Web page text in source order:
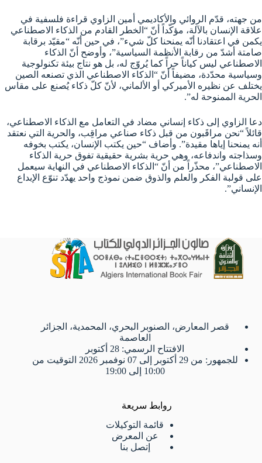
من جهته، قدّم الروائي والأكاديمي أمين الزاوي قراءة فلسفية في
علاقة الإنسان بالآلة، مؤكّداً أنّ “الخطر القادم من الذكاء الاصطناعي
يكمن في اعتقادنا أنّه يمنحنا كلّ شيء”، في حين أنّه “مقيّد برقابة
صامتة أشدّ من رقابة الأنظمة السياسية”، وأوضح أنّ الذكاء
الاصطناعي ليس كياناً حراً كما يُروّج له، بل هو نتاج بيئة تكنولوجية
وسياسية محدّدة، مضيفاً أنّ “الذكاء الاصطناعي الذي تصنعه الصين
يختلف عن نظيره الأميركي أو الألماني، لأنّ كلّ ذكاء يُصنع على مقاس
الحرية الممنوحة له”.
دعا الزاوي إلى ذكاء إنساني مضاد في التعامل مع الذكاء الاصطناعي،
قائلاً “نحن مراقَبون من قبل ذكاء صناعي مراقِب، والحرية التي نعتقد
أنه يمنحنا إياها مقيدة”. وأضاف “حين يكتب الإنسان، يكتب بخوفه
وسذاجته واندفاعه، وهي حرية بشرية حقيقية تفوق حرية الذكاء
الاصطناعي”، محذّراً من أنّ “الذكاء الاصطناعي في النهاية سيعمل
على قولبة الفكر والعلم والذوق ضمن نموذج واحد يهدّد تنوّع الإبداع
الإنساني”.
قصر المعارض، الصنوبر البحري، المحمدية، الجزائر
العاصمة
الافتتاح الرسمي: 28 أكتوبر
للجمهور: من 29 أكتوبر إلى 07 نوفمبر 2026 التوقيت من
10:00 إلى 19:00
روابط سريعة
قائمة التوكيلات
عن المعرض
إتصل بنا